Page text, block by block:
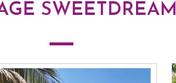
SWEETDREAM